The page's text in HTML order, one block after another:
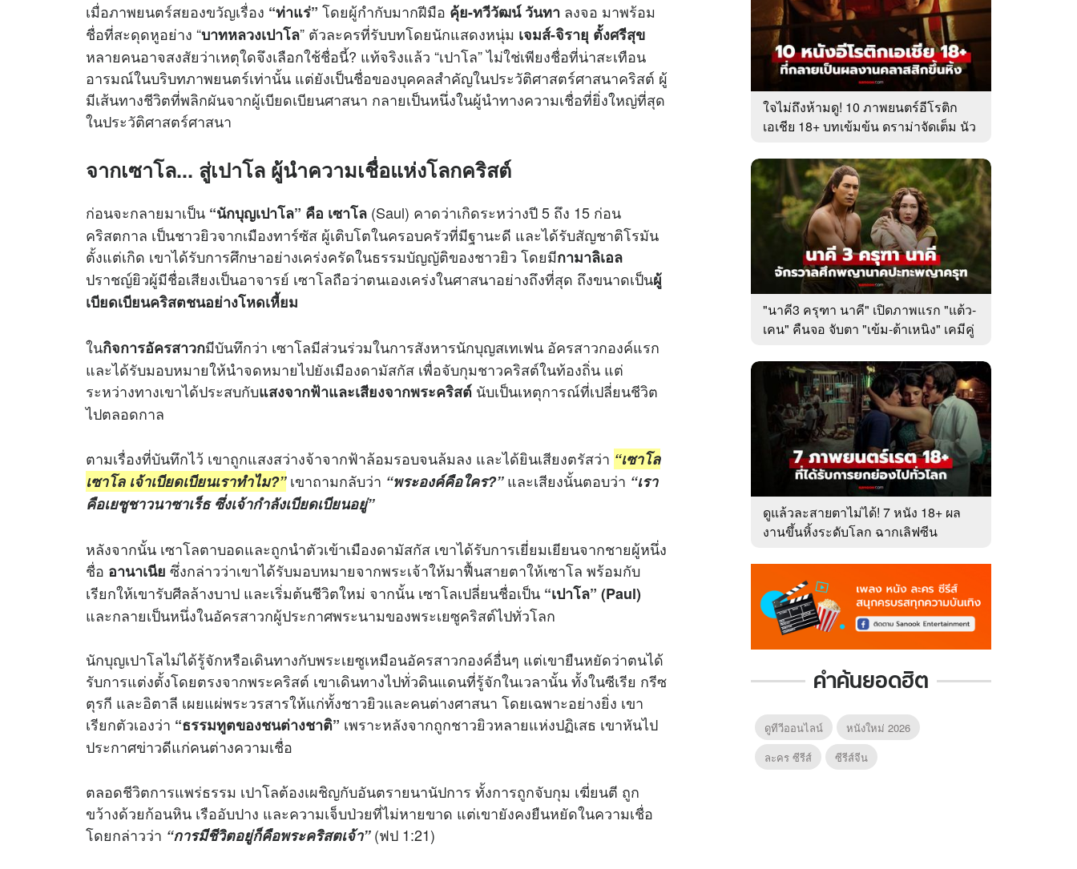
เมื่อภาพยนตร์สยองขวัญเรื่อง “ท่าแร่” โดยผู้กำกับมากฝีมือ คุ้ย-ทวีวัฒน์ วันทา ลงจอ มาพร้อม
ชื่อที่สะดุดหูอย่าง “บาทหลวงเปาโล” ตัวละครที่รับบทโดยนักแสดงหนุ่ม เจมส์-จิรายุ ตั้งศรีสุข
หลายคนอาจสงสัยว่าเหตุใดจึงเลือกใช้ชื่อนี้? แท้จริงแล้ว “เปาโล” ไม่ใช่เพียงชื่อที่น่าสะเทือน
อารมณ์ในบริบทภาพยนตร์เท่านั้น แต่ยังเป็นชื่อของบุคคลสำคัญในประวัติศาสตร์ศาสนาคริสต์ ผู้
มีเส้นทางชีวิตที่พลิกผันจากผู้เบียดเบียนศาสนา กลายเป็นหนึ่งในผู้นำทางความเชื่อที่ยิ่งใหญ่ที่สุด
ในประวัติศาสตร์ศาสนา
จากเซาโล... สู่เปาโล ผู้นำความเชื่อแห่งโลกคริสต์
ก่อนจะกลายมาเป็น “นักบุญเปาโล” คือ เซาโล (Saul) คาดว่าเกิดระหว่างปี 5 ถึง 15 ก่อน
คริสตกาล เป็นชาวยิวจากเมืองทาร์ซัส ผู้เติบโตในครอบครัวที่มีฐานะดี และได้รับสัญชาติโรมัน
ตั้งแต่เกิด เขาได้รับการศึกษาอย่างเคร่งครัดในธรรมบัญญัติของชาวยิว โดยมีกามาลิเอล
ปราชญ์ยิวผู้มีชื่อเสียงเป็นอาจารย์ เซาโลถือว่าตนเองเคร่งในศาสนาอย่างถึงที่สุด ถึงขนาดเป็นผู้
เบียดเบียนคริสตชนอย่างโหดเหี้ยม
ในกิจการอัครสาวกมีบันทึกว่า เซาโลมีส่วนร่วมในการสังหารนักบุญสเทเฟน อัครสาวกองค์แรก
และได้รับมอบหมายให้นำจดหมายไปยังเมืองดามัสกัส เพื่อจับกุมชาวคริสต์ในท้องถิ่น แต่
ระหว่างทางเขาได้ประสบกับแสงจากฟ้าและเสียงจากพระคริสต์ นับเป็นเหตุการณ์ที่เปลี่ยนชีวิต
ไปตลอดกาล
ตามเรื่องที่บันทึกไว้ เขาถูกแสงสว่างจ้าจากฟ้าล้อมรอบจนล้มลง และได้ยินเสียงตรัสว่า “เซาโล
เซาโล เจ้าเบียดเบียนเราทำไม?” เขาถามกลับว่า “พระองค์คือใคร?” และเสียงนั้นตอบว่า “เรา
คือเยซูชาวนาซาเร็ธ ซึ่งเจ้ากำลังเบียดเบียนอยู่”
หลังจากนั้น เซาโลตาบอดและถูกนำตัวเข้าเมืองดามัสกัส เขาได้รับการเยี่ยมเยียนจากชายผู้หนึ่ง
ชื่อ อานาเนีย ซึ่งกล่าวว่าเขาได้รับมอบหมายจากพระเจ้าให้มาฟื้นสายตาให้เซาโล พร้อมกับ
เรียกให้เขารับศีลล้างบาป และเริ่มต้นชีวิตใหม่ จากนั้น เซาโลเปลี่ยนชื่อเป็น “เปาโล” (Paul)
และกลายเป็นหนึ่งในอัครสาวกผู้ประกาศพระนามของพระเยซูคริสต์ไปทั่วโลก
นักบุญเปาโลไม่ได้รู้จักหรือเดินทางกับพระเยซูเหมือนอัครสาวกองค์อื่นๆ แต่เขายืนหยัดว่าตนได้
รับการแต่งตั้งโดยตรงจากพระคริสต์ เขาเดินทางไปทั่วดินแดนที่รู้จักในเวลานั้น ทั้งในซีเรีย กรีซ
ตุรกี และอิตาลี เผยแผ่พระวรสารให้แก่ทั้งชาวยิวและคนต่างศาสนา โดยเฉพาะอย่างยิ่ง เขา
เรียกตัวเองว่า “ธรรมทูตของชนต่างชาติ” เพราะหลังจากถูกชาวยิวหลายแห่งปฏิเสธ เขาหันไป
ประกาศข่าวดีแก่คนต่างความเชื่อ
ตลอดชีวิตการแพร่ธรรม เปาโลต้องเผชิญกับอันตรายนานัปการ ทั้งการถูกจับกุม เฆี่ยนตี ถูก
ขว้างด้วยก้อนหิน เรืออับปาง และความเจ็บป่วยที่ไม่หายขาด แต่เขายังคงยืนหยัดในความเชื่อ
โดยกล่าวว่า “การมีชีวิตอยู่ก็คือพระคริสตเจ้า”(ฟป 1:21)
ใจไม่ถึงห้ามดู! 10 ภาพยนตร์อีโรติก
เอเชีย 18+ บทเข้มข้น ดราม่าจัดเต็ม นัว
"นาคี3 ครุฑา นาคี" เปิดภาพแรก "แต้ว-
เคน" คืนจอ จับตา "เข้ม-ต้าเหนิง" เคมีคู่
ดูแล้วละสายตาไม่ได้! 7 หนัง 18+ ผล
งานขึ้นหิ้งระดับโลก ฉากเลิฟซีน
คำค้นยอดฮิต
ดูทีวีออนไลน์
หนังใหม่ 2026
ละคร ซีรีส์
ซีรีส์จีน